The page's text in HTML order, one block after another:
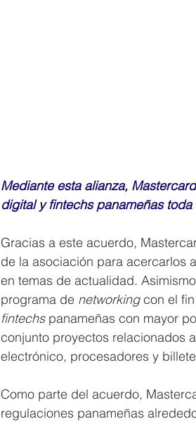
Mediante esta alianza,
digital y fintechs panameñas
Gracias a este acuerdo,
de la asociación para acercarlos
en temas de actualidad.
programa de networking con el fin
fintechs panameñas con mayor
conjunto proyectos relacionados
electrónico, procesadores y
Como parte del acuerdo,
regulaciones panameñas